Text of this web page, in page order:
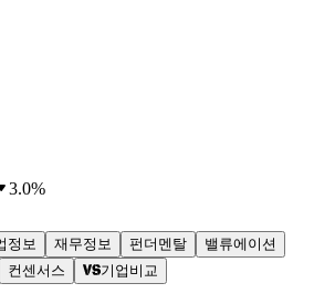
3.0%
정보 재무정보 펀더멘탈
밸류에이션
컨센서스 기업비교